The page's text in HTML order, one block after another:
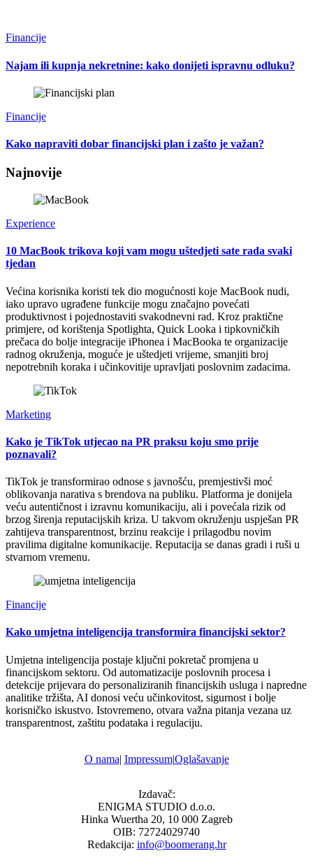
Financije
Najam ili kupnja nekretnine: kako donijeti ispravnu odluku?
Financije
Kako napraviti dobar financijski plan i zašto je važan?
Najnovije
Experience
10 MacBook trikova koji vam mogu uštedjeti sate rada svaki
tjedan
Većina korisnika koristi tek dio mogućnosti koje MacBook nudi,
iako upravo ugrađene funkcije mogu značajno povećati
produktivnost i pojednostaviti svakodnevni rad. Kroz praktične
primjere, od korištenja Spotlighta, Quick Looka i tipkovničkih
prečaca do bolje integracije iPhonea i MacBooka te organizacije
radnog okruženja, moguće je uštedjeti vrijeme, smanjiti broj
nepotrebnih koraka i učinkovitije upravljati poslovnim zadacima.
Marketing
Kako je TikTok utjecao na PR praksu koju smo prije
poznavali?
TikTok je transformirao odnose s javnošću, premjestivši moć
oblikovanja narativa s brendova na publiku. Platforma je donijela
veću autentičnost i izravnu komunikaciju, ali i povećala rizik od
brzog širenja reputacijskih kriza. U takvom okruženju uspješan PR
zahtijeva transparentnost, brzinu reakcije i prilagodbu novim
pravilima digitalne komunikacije. Reputacija se danas gradi i ruši u
stvarnom vremenu.
Financije
Kako umjetna inteligencija transformira financijski sektor?
Umjetna inteligencija postaje ključni pokretač promjena u
financijskom sektoru. Od automatizacije poslovnih procesa i
detekcije prijevara do personaliziranih financijskih usluga i napredne
analitike tržišta, AI donosi veću učinkovitost, sigurnost i bolje
korisničko iskustvo. Istovremeno, otvara važna pitanja vezana uz
transparentnost, zaštitu podataka i regulaciju.
O nama| Impressum|Oglašavanje
Izdavač:
ENIGMA STUDIO d.o.o.
Hinka Wuertha 20, 10 000 Zagreb
OIB: 72724029740
Redakcija: info@boomerang.hr